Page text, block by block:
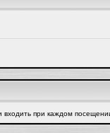
при каждом